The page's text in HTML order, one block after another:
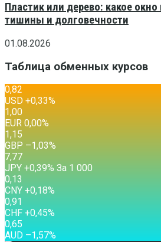
Пластик или дерево: какое
тишины и долговечности
01.08.2026
Таблица обменных курсов
0,82
USD +0,33%
1,00
EUR 0,00%
1,15
GBP –1,03%
7,77
JPY +0,39% За 1 000
0,13
CNY +0,18%
0,91
CHF +0,45%
0,65
AUD –1,57%